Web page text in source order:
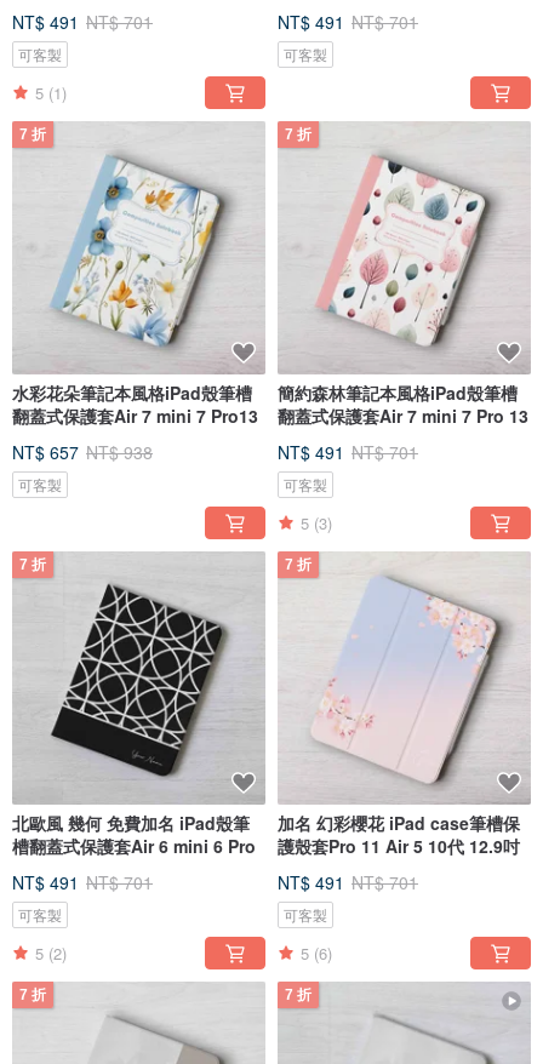
NT$ 491 NT$ 701
可客製
5 (1)
NT$ 491 NT$ 701
可客製
7 折
水彩花朵筆記本風格iPad殼筆槽
翻蓋式保護套Air 7 mini 7 Pro13
NT$ 657 NT$ 938
可客製
7 折
簡約森林筆記本風格iPad殼筆槽
翻蓋式保護套Air 7 mini 7 Pro 13
NT$ 491 NT$ 701
可客製
5 (3)
7 折
北歐風 幾何 免費加名 iPad殼筆
槽翻蓋式保護套Air 6 mini 6 Pro
NT$ 491 NT$ 701
可客製
5 (2)
7 折
加名 幻彩櫻花 iPad case筆槽保
護殼套Pro 11 Air 5 10代 12.9吋
NT$ 491 NT$ 701
可客製
5 (6)
7 折 7 折